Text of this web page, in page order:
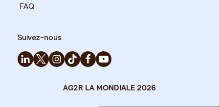
FAQ
Suivez-nous
AG2R LA MONDIALE 2026